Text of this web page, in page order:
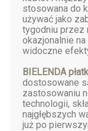
stosowana do
używać jako
tygodniu przez
okazjonalnie
widoczne
BIELENDA
dostosowane
zastosowaniu
technologii,
najgłębszych
już po